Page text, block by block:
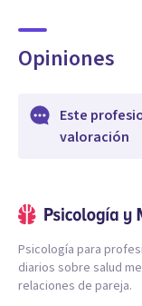
Opiniones
Este
valoración
Psicología para
diarios sobre salud
relaciones de pareja.